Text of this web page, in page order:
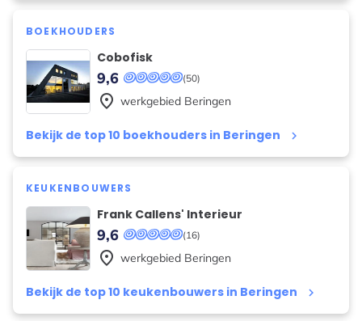
BOEKHOUDERS
Cobofisk
(50)
9,6
Bekijk de top 10 boekhouders in Beringen keyboard_arrow_right
place werkgebied Beringen
KEUKENBOUWERS
Frank Callens' Interieur
(16)
9,6
Bekijk de top 10 keukenbouwers in Beringen keyboard_arrow_right
place werkgebied Beringen